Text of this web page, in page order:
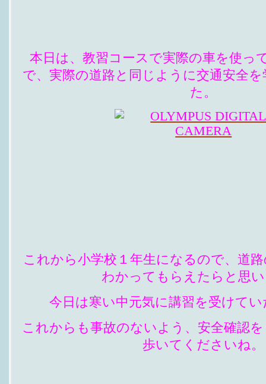
本日は、教習コースで実際の車を使っ
で、実際の道路と同じように交通安全
た。
これから小学校１年生になるので、道
わかってもらえたらと思
今日は寒い中元気に講習を受けて
これからも事故のないよう、安全確認
歩いてくださいね。